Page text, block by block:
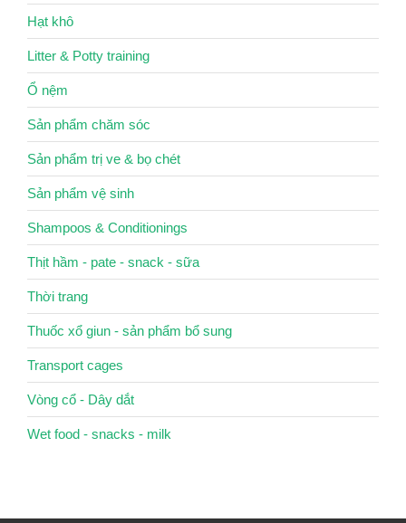
Hạt khô
Litter & Potty training
Ổ nệm
Sản phẩm chăm sóc
Sản phẩm trị ve & bọ chét
Sản phẩm vệ sinh
Shampoos & Conditionings
Thịt hầm - pate - snack - sữa
Thời trang
Thuốc xổ giun - sản phẩm bổ sung
Transport cages
Vòng cổ - Dây dắt
Wet food - snacks - milk